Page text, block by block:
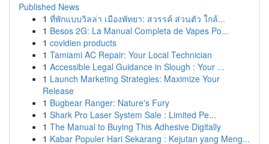
Published News
1 ที่พักแบบวิลล่า เมืองพัทยา: สวรรค์ ส่วนตัว ใกล้...
1 Besos 2G: La Manual Completa de Vapes Po...
1 covidien products
1 Tamiami AC Repair: Your Local Technician
1 Accessible Legal Guidance in Slough : Your ...
1 Launch Marketing Strategies: Maximize Your
Release
1 Bugbear Ranger: Nature's Fury
1 Shark Pro Laser System Sale : Limited Pe...
1 The Manual to Buying This Adhesive Digitally
1 Kabar Populer Hari Sekarang : Kejutan yang Meng...